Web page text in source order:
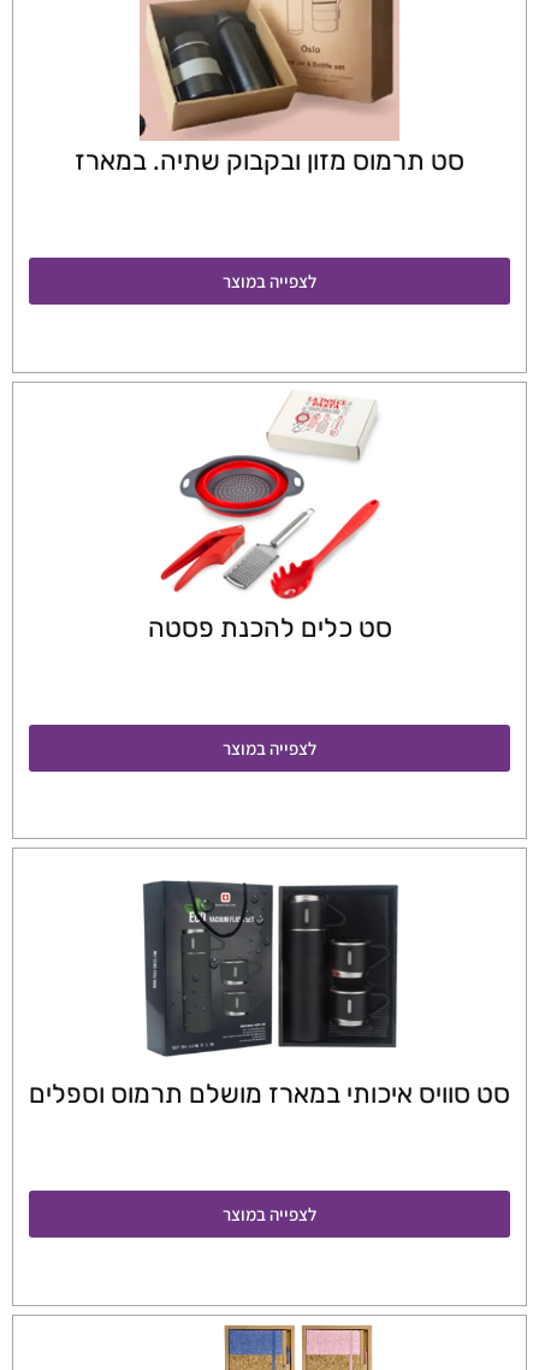
סט תרמוס מזון ובקבוק שתיה. במארז
לצפייה במוצר
סט כלים להכנת פסטה
לצפייה במוצר
סט סוויס איכותי במארז מושלם תרמוס וספלים
לצפייה במוצר